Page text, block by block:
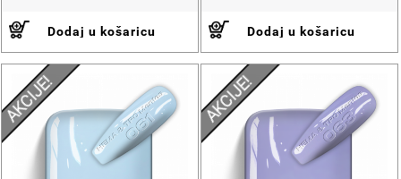
Dodaj u košaricu Dodaj u košaricu
AKCIJE! AKCIJE!